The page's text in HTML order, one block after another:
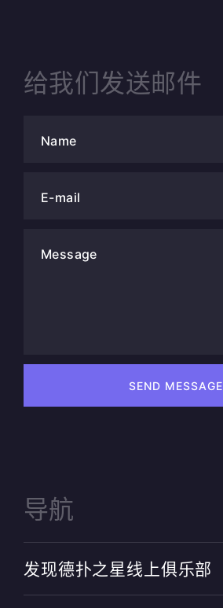
给我们发送邮件
Name
E-mail
Message
SEND MESSAGE
导航
发现德扑之星线上俱乐部